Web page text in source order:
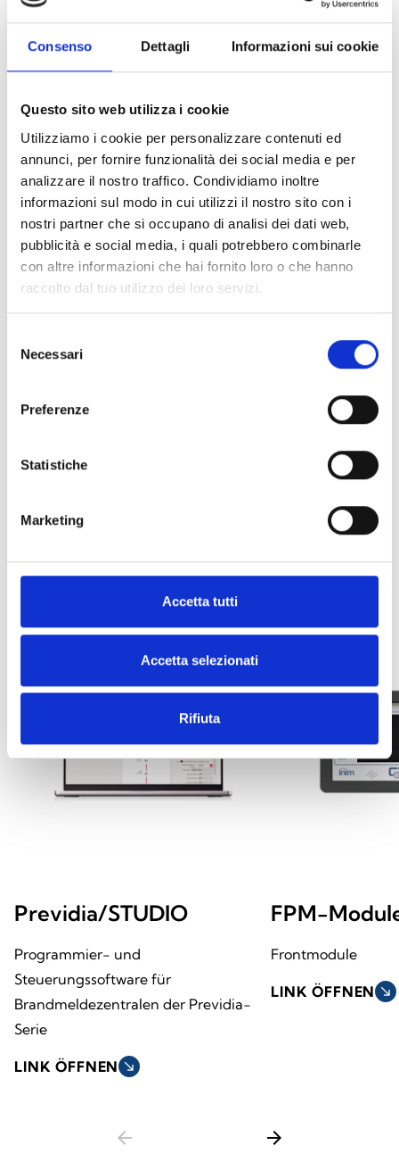
Consenso Dettagli Informazioni sui cookie
Questo sito web utilizza i cookie
Utilizziamo i cookie per personalizzare contenuti ed
annunci, per fornire funzionalità dei social media e per
analizzare il nostro traffico. Condividiamo inoltre
informazioni sul modo in cui utilizzi il nostro sito con i
nostri partner che si occupano di analisi dei dati web,
pubblicità e social media, i quali potrebbero combinarle
con altre informazioni che hai fornito loro o che hanno
raccolto dal tuo utilizzo dei loro servizi.
delNecessari
Preferenze
Statistiche
Marketing
Accetta tutti
Accetta selezionati
Rifiuta
Sprachalarmierung, Farbe: Rot
Brandmeldezentrale mit
Brandmelde- und
Sprachalarmierungsfunktionen,
Farbe: Grau
Previdia-UltraVoxR
Sprachalarmierungsfunktionen,
INTEGRATION UND WEITERE
Previdia/STUDIO
Programmier- und
Steuerungssoftware für
Brandmeldezentralen der Previdia-
Serie
LINK ÖFFNEN south_east
FPM-
Frontmodule
LINK ÖFFNEN south_east
arrow_back arrow_forward